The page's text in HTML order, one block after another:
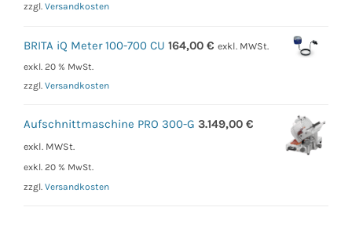
zzgl. Versandkosten
BRITA iQ Meter 100-700 CU 164,00 € exkl. MWSt.
exkl. 20 % MwSt.
zzgl. Versandkosten
Aufschnittmaschine PRO 300-G 3.149,00 €
exkl. MWSt.
exkl. 20 % MwSt.
zzgl. Versandkosten